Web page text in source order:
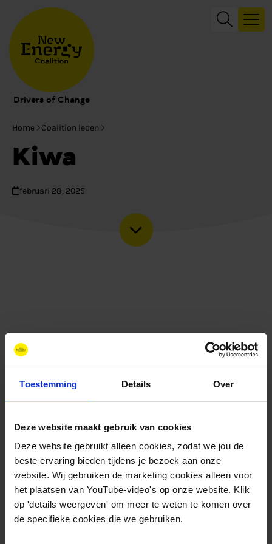
Toestemming Details Over
Deze website maakt gebruik van cookies
Deze website gebruikt alleen cookies, zodat we jou de
beste ervaring bieden tijdens je bezoek aan onze
website. Wij gebruiken de marketing cookies alleen voor
het plaatsen van YouTube-video's op onze website. Klik
op 'details weergeven' om meer te weten te komen over
de specifieke cookies die we gebruiken.
Drivers of Change
Home Coalition leden
Kiwa
februari 28, 2025
Contact
+31 88 11 66 800
info@newenergycoalition.org
Bereikbaarheid
Ma-Do: 8:30-17:00 uur
Vrijdag: 8:30-11:00 uur